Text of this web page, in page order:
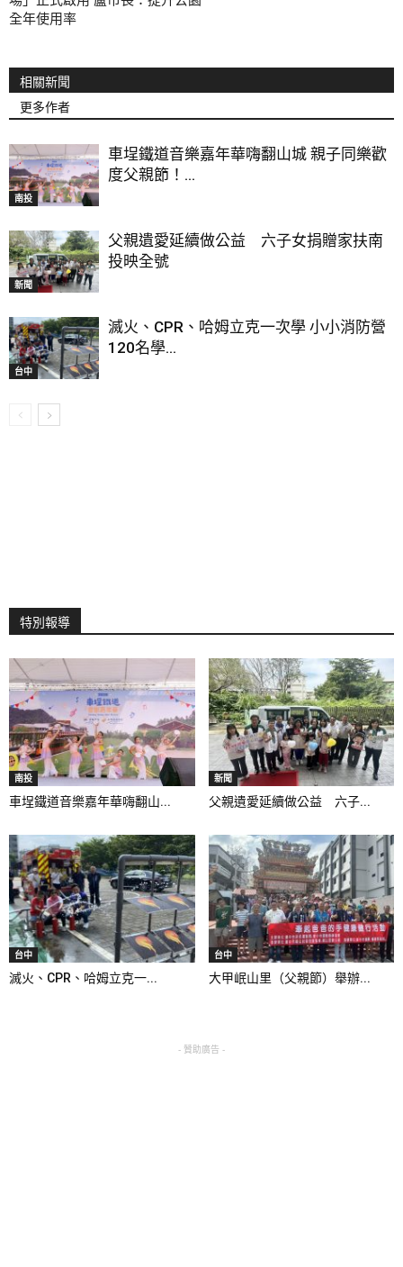
全年使用率
相關新聞
更多作者
南投
車埕鐵道音樂嘉年華嗨翻山城 親子同樂歡
度父親節！...
新聞
父親遺愛延續做公益 六子女捐贈家扶南
投映全號
台中
滅火、CPR、哈姆立克一次學 小小消防營
120名學...
特別報導
南投
車埕鐵道音樂嘉年華嗨翻山...
新聞
父親遺愛延續做公益 六子...
台中
滅火、CPR、哈姆立克一...
台中
大甲岷山里（父親節）舉辦...
- 贊助廣告 -